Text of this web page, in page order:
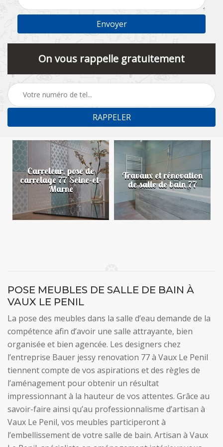
On vous rappelle gratuitement
Carreleur, pose de
carrelage 77 Seine-et-
Marne
Travaux et rénovation
de salle de bain 77
POSE MEUBLES DE SALLE DE BAIN À
VAUX LE PENIL
La pose des meubles dans la salle d’eau demande de la
compétence afin d’avoir une salle attrayante, bien
organisée et bien agencée. Les designers chez
l’entreprise Bauer jessy renovation 77 à Vaux Le Penil
tiennent compte de vos aspirations et des règles de
l’aménagement pour obtenir un résultat
impressionnant à la hauteur de vos attentes. Grâce au
savoir-faire ainsi qu’au professionnalisme d’artisan à
Vaux Le Penil, vos meubles participeront à
l’embellissement de votre salle de bain. Artisan à Vaux